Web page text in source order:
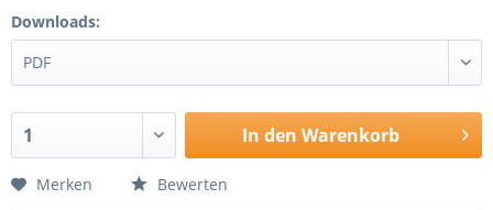
Downloads:
In den Warenkorb
Merken Bewerten